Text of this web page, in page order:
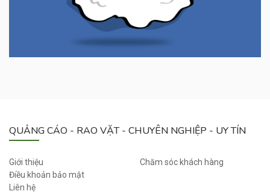
QUẢNG CÁO - RAO VẶT - CHUYÊN NGHIỆP - UY TÍN
Giới thiệu
Điều khoản bảo mật
Liên hệ
Chăm sóc khách hàng